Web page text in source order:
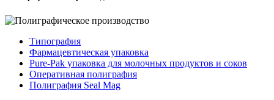
Типография
Фармацевтическая упаковка
Pure-Pak упаковка для молочных продуктов и соков
Оперативная полиграфия
Полиграфия Seal Mag